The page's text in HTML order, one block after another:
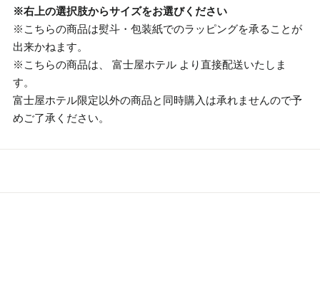
※右上の選択肢からサイズをお選びください
※こちらの商品は熨斗・包装紙でのラッピングを承ることが
出来かねます。
※こちらの商品は、 富士屋ホテル より直接配送いたしま
す。
富士屋ホテル限定以外の商品と同時購入は承れませんので予
めご了承ください。